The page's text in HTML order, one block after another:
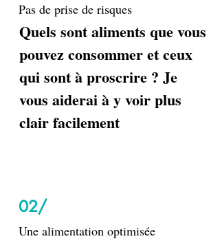
Pas de prise de risques
Quels sont aliments que vous
pouvez consommer et ceux
qui sont à proscrire ? Je
vous aiderai à y voir plus
clair facilement
02/
Une alimentation optimisée